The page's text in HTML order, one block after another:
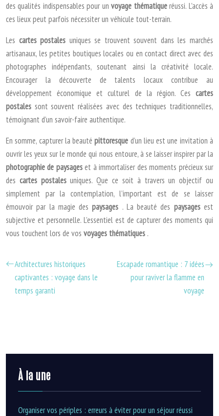
des qualités indispensables pour unvoyage thématiqueréussi. L’accès à
ces lieux peut parfois nécessiter un véhicule tout-terrain.
Les cartes postales uniques se trouvent souvent dans les marchés
artisanaux, les petites boutiques locales ou en contact direct avec des
photographes indépendants, soutenant ainsi la créativité locale.
Encourager la découverte de talents locaux contribue au
développement économique et culturel de la région. Ces cartes
postales sont souvent réalisées avec des techniques traditionnelles,
témoignant d’un savoir-faire authentique.
En somme, capturer la beautépittoresque d’un lieu est une invitation à
ouvrir les yeux sur le monde qui nous entoure, à se laisser inspirer par la
photographie de paysageset à immortaliser des moments précieux sur
des cartes postalesuniques. Que ce soit à travers un objectif ou
simplement par la contemplation, l’important est de se laisser
émouvoir par la magie despaysages . La beauté des paysagesest
subjective et personnelle. L’essentiel est de capturer des moments qui
vous touchent lors de vos voyages thématiques .
Architectures historiques
captivantes : voyage dans le
temps garanti
Escapade romantique : 7 idées
pour raviver la flamme en
voyage
À la une
Organiser vos périples : erreurs à éviter pour un séjour réussi